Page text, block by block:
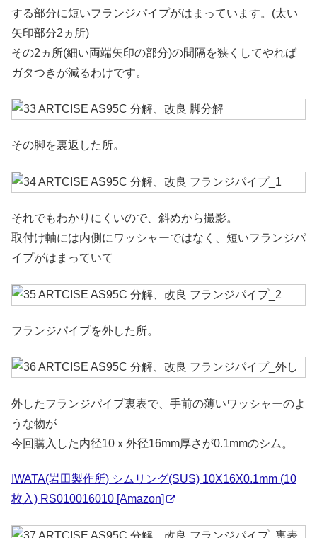
する部分に短いフランジパイプがはまっています。(太い
矢印部分2ヵ所)
その2ヵ所(細い両端矢印の部分)の間隔を狭くしてやれば
ガタつきが減るわけです。
その脚を裏返した所。
それでもわかりにくいので、斜めから撮影。
取付け軸には内側にワッシャーではなく、短いフランジパ
イプがはまっていて
フランジパイプを外した所。
外したフランジパイプ裏表で、手前の薄いワッシャーのよ
うな物が
今回購入した内径10ｘ外径16mm厚さが0.1mmのシム。
IWATA(岩田製作所) シムリング(SUS) 10X16X0.1mm (10
枚入) RS010016010 [Amazon]